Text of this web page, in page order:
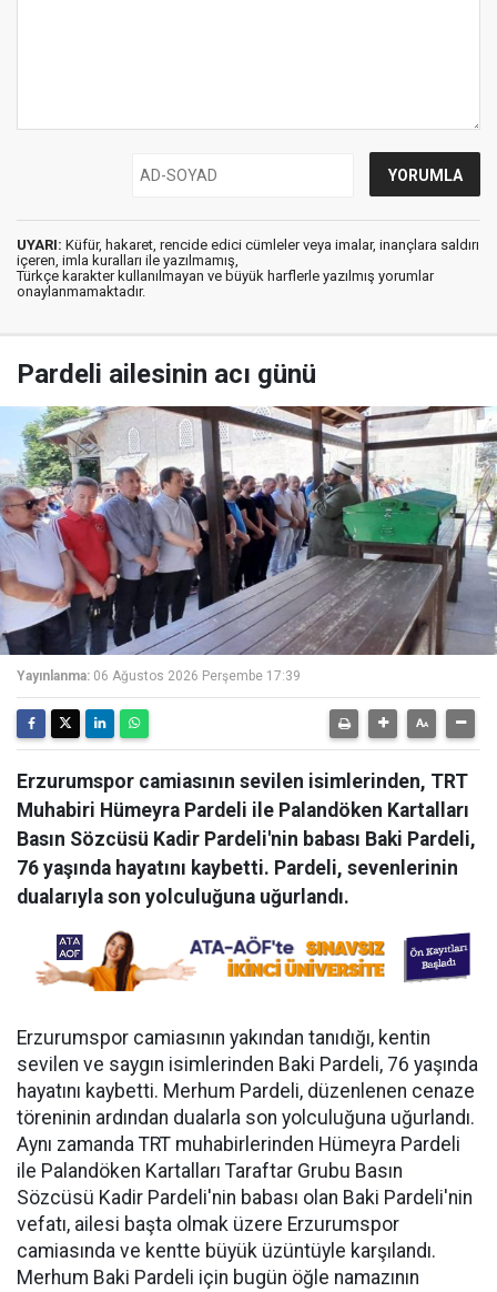
UYARI: Küfür, hakaret, rencide edici cümleler veya imalar, inançlara saldırı
içeren, imla kuralları ile yazılmamış,
Türkçe karakter kullanılmayan ve büyük harflerle yazılmış yorumlar
onaylanmamaktadır.
Pardeli ailesinin acı günü
Yayınlanma: 06 Ağustos 2026 Perşembe 17:39
Erzurumspor camiasının sevilen isimlerinden, TRT
Muhabiri Hümeyra Pardeli ile Palandöken Kartalları
Basın Sözcüsü Kadir Pardeli'nin babası Baki Pardeli,
76 yaşında hayatını kaybetti. Pardeli, sevenlerinin
dualarıyla son yolculuğuna uğurlandı.
Erzurumspor camiasının yakından tanıdığı, kentin
sevilen ve saygın isimlerinden Baki Pardeli, 76 yaşında
hayatını kaybetti. Merhum Pardeli, düzenlenen cenaze
töreninin ardından dualarla son yolculuğuna uğurlandı.
Aynı zamanda TRT muhabirlerinden Hümeyra Pardeli
ile Palandöken Kartalları Taraftar Grubu Basın
Sözcüsü Kadir Pardeli'nin babası olan Baki Pardeli'nin
vefatı, ailesi başta olmak üzere Erzurumspor
camiasında ve kentte büyük üzüntüyle karşılandı.
Merhum Baki Pardeli için bugün öğle namazının